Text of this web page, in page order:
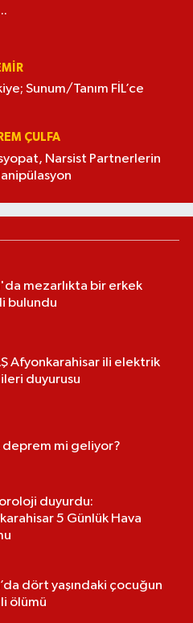
Sunum/Tanım FİL’ce
ÇULFA
Narsist Partnerlerin
mezarlıkta bir erkek
bulundu
Afyonkarahisar ili elektrik
duyurusu
deprem mi geliyor?
duyurdu:
5 Günlük Hava
dört yaşındaki çocuğun
ölümü